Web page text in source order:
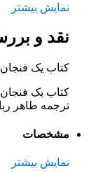
نمایش بیشتر
نقد و
کتاب یک فنجان
ترجمه طاهر
مشخصات
نمایش بیشتر